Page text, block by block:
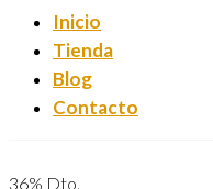
Inicio
Tienda
Blog
Contacto
36% Dto.